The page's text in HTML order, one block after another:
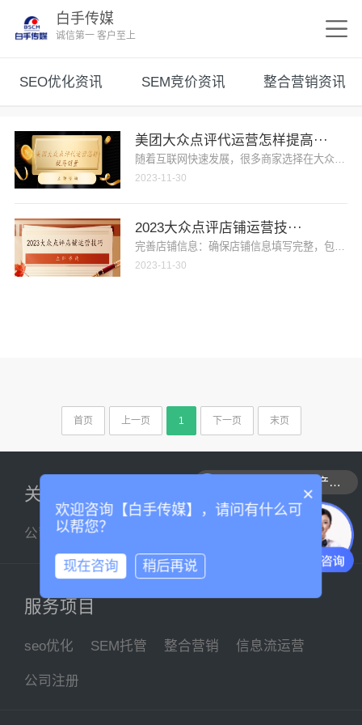
白手传媒
诚信第一 客户至上
SEO优化资讯 SEM竞价资讯 整合营销资讯
美团大众点评代运营怎样提高···
随着互联网快速发展，很多商家选择在大众点
2023-11-30
2023大众点评店铺运营技···
完善店铺信息：确保店铺信息填写完整，包括地
2023-11-30
首页 上一页 1 下一页 末页
关于我们
公司简介 企业文化
服务项目
seo优化 SEM托管 整合营销 信息流运营
公司注册
可以介绍下你们的产品么
×
欢迎咨询【白手传媒】，请问有什么可
以帮您？
现在咨询 稍后再说